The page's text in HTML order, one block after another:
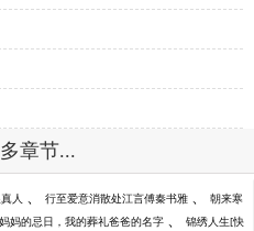
章节...
人 、 行至爱意消散处江言傅秦书雅 、 朝来寒
妈妈的忌日，我的葬礼爸爸的名字 、 锦绣人生[快